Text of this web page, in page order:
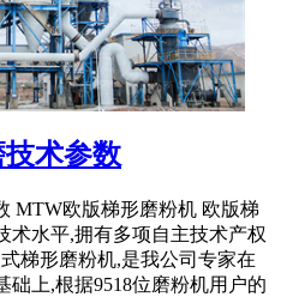
术参数
MTW欧版梯形磨粉机 欧版梯
术水平,拥有多项自主技术产权
梯形磨粉机,是我公司专家在
础上,根据9518位磨粉机用户的